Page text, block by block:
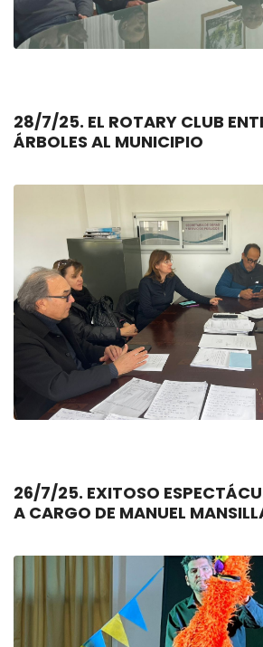
28/7/25. EL ROTARY CLUB ENTREGÓ 96
ÁRBOLES AL MUNICIPIO
26/7/25. EXITOSO ESPECTÁCULO DE TÍTERES
A CARGO DE MANUEL